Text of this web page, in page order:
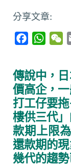
分享文章:
e
b
o
o
k
W
t
s
A
p
p
W
h
a
t
傳說中，
價高企，
打工仔要
樓供三代
款期上限
還款期的
幾代的趨